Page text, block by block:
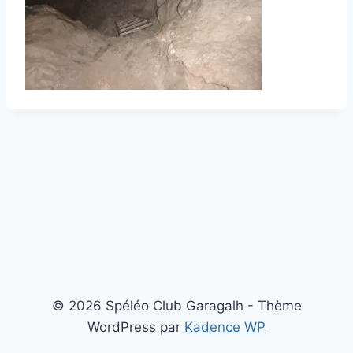
© 2026 Spéléo Club Garagalh - Thème
WordPress par Kadence WP